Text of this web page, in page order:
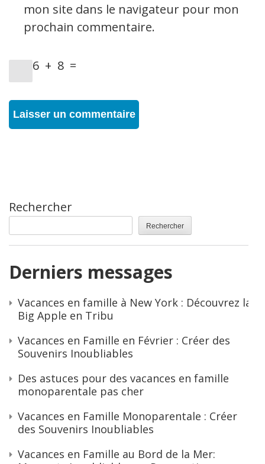
mon site dans le navigateur pour mon
prochain commentaire.
6 + 8 =
Rechercher
Rechercher
Derniers messages
Vacances en famille à New York : Découvrez la
Big Apple en Tribu
Vacances en Famille en Février : Créer des
Souvenirs Inoubliables
Des astuces pour des vacances en famille
monoparentale pas cher
Vacances en Famille Monoparentale : Créer
des Souvenirs Inoubliables
Vacances en Famille au Bord de la Mer: